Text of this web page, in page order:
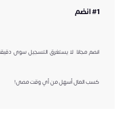
#1 انضم
كسب المال أسهل من أي وقت مضى!